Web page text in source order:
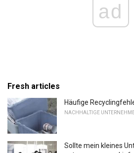
ad
Fresh articles
Häufige
NACHHALTIGE
Sollte mein kleines